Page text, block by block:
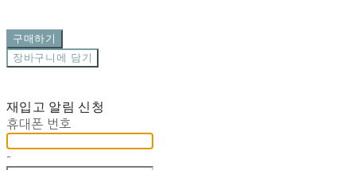
구매하기
장바구니에 담기
재입고 알림 신청
휴대폰 번호
-